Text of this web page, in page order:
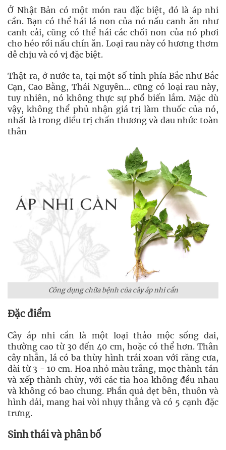
Ở Nhật Bản có một món rau đặc biệt, đó là áp nhi
cần. Bạn có thể hái lá non của nó nấu canh ăn như
canh cải, cũng có thể hái các chồi non của nó phơi
cho héo rồi nấu chín ăn. Loại rau này có hương thơm
dễ chịu và có vị đặc biệt.
Thật ra, ở nước ta, tại một số tỉnh phía Bắc như Bắc
Cạn, Cao Bằng, Thái Nguyên… cũng có loại rau này,
tuy nhiên, nó không thực sự phổ biến lắm. Mặc dù
vậy, không thể phủ nhận giá trị làm thuốc của nó,
nhất là trong điều trị chấn thương và đau nhức toàn
thân
Công dụng chữa bệnh của cây áp nhi cần
Đặc điểm
Cây áp nhi cần là một loại thảo mộc sống dai,
thường cao từ 30 đến 40 cm, hoặc có thể hơn. Thân
cây nhẵn, lá có ba thùy hình trái xoan với răng cưa,
dài từ 3 - 10 cm. Hoa nhỏ màu trắng, mọc thành tán
và xếp thành chùy, với các tia hoa không đều nhau
và không có bao chung. Phần quả dẹt bên, thuôn và
hình dải, mang hai vòi nhụy thẳng và có 5 cạnh đặc
trưng.
Sinh thái và phân bố